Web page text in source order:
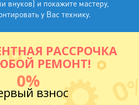
внуков) и покажите мастеру,
у Вас технику.
РАССРОЧКА
РЕМОНТ!
0%
взнос